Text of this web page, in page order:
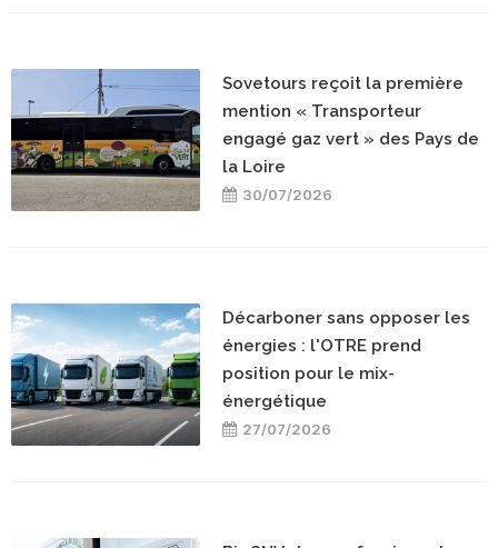
Sovetours reçoit la première
mention « Transporteur
engagé gaz vert » des Pays de
la Loire
30/07/2026
Décarboner sans opposer les
énergies : l'OTRE prend
position pour le mix-
énergétique
27/07/2026